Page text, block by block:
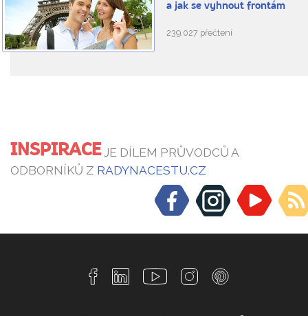
a jak se vyhnout frontám
239.027 přečtení
INSPIRACEJE DÍLEM PRŮVODCŮ A
ODBORNÍKŮ Z RADYNACESTU.CZ